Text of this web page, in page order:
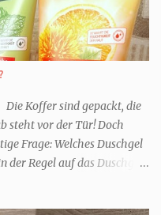
Koffer sind gepackt, die
steht vor der Tür! Doch
Frage: Welches Duschgel
der Regel auf das Duschgel